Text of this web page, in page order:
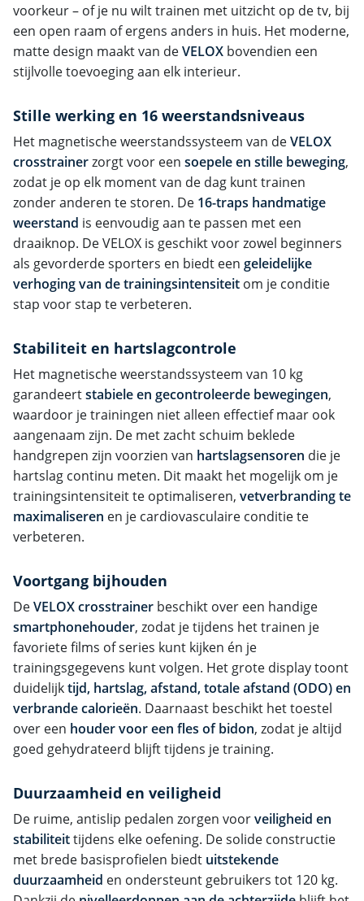
voorkeur – of je nu wilt trainen met uitzicht op de tv, bij
een open raam of ergens anders in huis. Het moderne,
matte design maakt van deVELOX bovendien een
stijlvolle toevoeging aan elk interieur.
Stille werking en 16 weerstandsniveaus
Het magnetische weerstandssysteem van deVELOX
crosstrainerzorgt voor een soepele en stille beweging,
zodat je op elk moment van de dag kunt trainen
zonder anderen te storen. De 16-traps handmatige
weerstand is eenvoudig aan te passen met een
draaiknop. De VELOX is geschikt voor zowel beginners
als gevorderde sporters en biedt een geleidelijke
verhoging van de trainingsintensiteit om je conditie
stap voor stap te verbeteren.
Stabiliteit en hartslagcontrole
Het magnetische weerstandssysteem van 10 kg
garandeertstabiele en gecontroleerde bewegingen,
waardoor je trainingen niet alleen effectief maar ook
aangenaam zijn. De met zacht schuim beklede
handgrepen zijn voorzien van hartslagsensoren die je
hartslag continu meten. Dit maakt het mogelijk om je
trainingsintensiteit te optimaliseren, vetverbranding te
maximaliseren en je cardiovasculaire conditie te
verbeteren.
Voortgang bijhouden
DeVELOX crosstrainer beschikt over een handige
smartphonehouder, zodat je tijdens het trainen je
favoriete films of series kunt kijken én je
trainingsgegevens kunt volgen. Het grote display toont
duidelijktijd, hartslag, afstand, totale afstand (ODO) en
verbrande calorieën. Daarnaast beschikt het toestel
over een houder voor een fles of bidon, zodat je altijd
goed gehydrateerd blijft tijdens je training.
Duurzaamheid en veiligheid
De ruime, antislip pedalen zorgen voorveiligheid en
stabiliteittijdens elke oefening. De solide constructie
met brede basisprofielen biedt uitstekende
duurzaamheid en ondersteunt gebruikers tot 120 kg.